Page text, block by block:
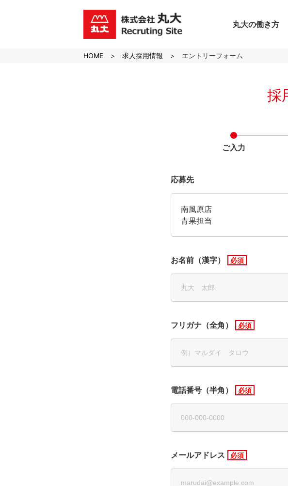
式会社丸大の求人採用サイト
丸大の働き方
HOME 求人採用情報 エントリーフォーム
採
ご入力
応募先
南風原店
青果担当
お名前（漢字）
フリガナ（全角）
電話番号（半角）
メールアドレス